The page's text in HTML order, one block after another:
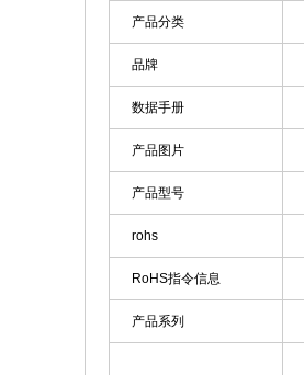
产品分类
品牌
数据手册
产品图片
产品型号
rohs
RoHS指令信息
产品系列